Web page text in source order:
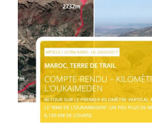
pratique
du
Trail
–
Maroc »
o
k
n